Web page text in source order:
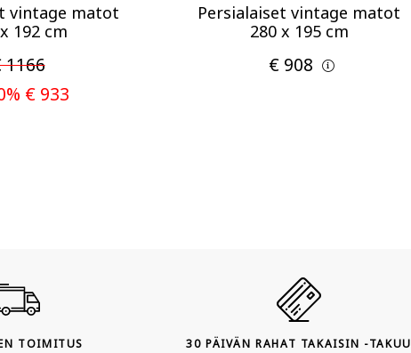
vintage matot
192 cm
1166
€ 933
Persialaiset vintage matot
280 x 195 cm
€ 908
TOIMITUS 30 PÄIVÄN RAHAT TAKAISIN -TAKUU